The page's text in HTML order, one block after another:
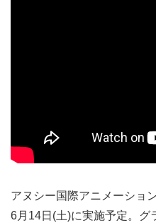
アヌシー国際アニメーショ
6月14日(土)に実施予定。グ